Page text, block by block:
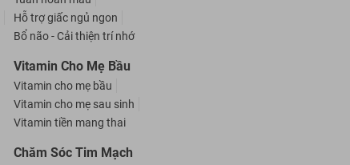
Hỗ trợ giấc ngủ ngon
Bổ não - Cải thiện trí nhớ
Vitamin Cho Mẹ Bầu
Vitamin cho mẹ bầu
Vitamin cho mẹ sau sinh
Vitamin tiền mang thai
Chăm Sóc Tim Mạch